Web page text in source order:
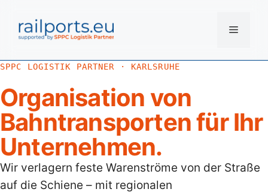
Inhalt
springen
Menü
SPPC LOGISTIK PARTNER · KARLSRUHE
Organisation von
Bahntransporten für Ihr
Unternehmen.
Wir verlagern feste Warenströme von der Straße
auf die Schiene – mit regionalen